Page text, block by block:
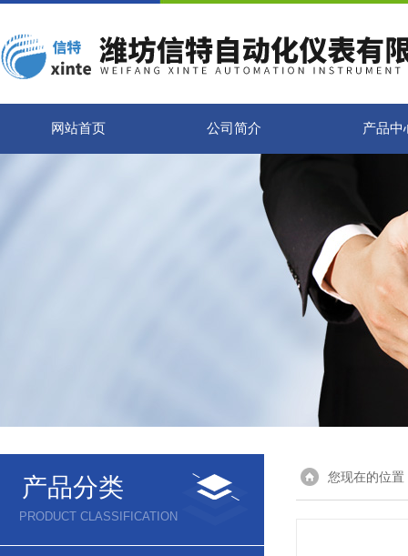
网站首页 公司简介 产品中
产品分类
PRODUCT CLASSIFICATION
您现在的位置